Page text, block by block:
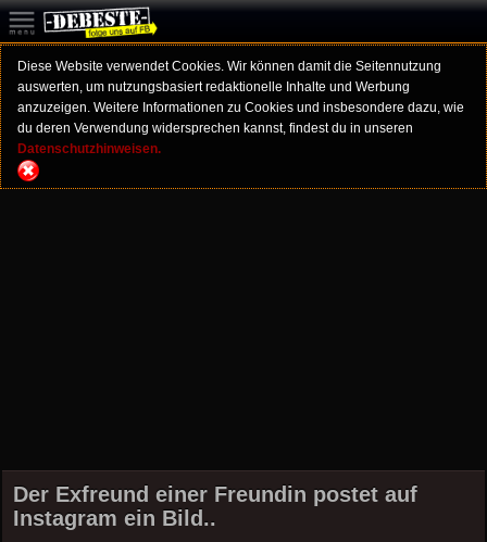
Diese Website verwendet Cookies. Wir können damit die Seitennutzung
auswerten, um nutzungsbasiert redaktionelle Inhalte und Werbung
anzuzeigen. Weitere Informationen zu Cookies und insbesondere dazu, wie
du deren Verwendung widersprechen kannst, findest du in unseren
Datenschutzhinweisen.
Der Exfreund einer Freundin postet auf
Instagram ein Bild..